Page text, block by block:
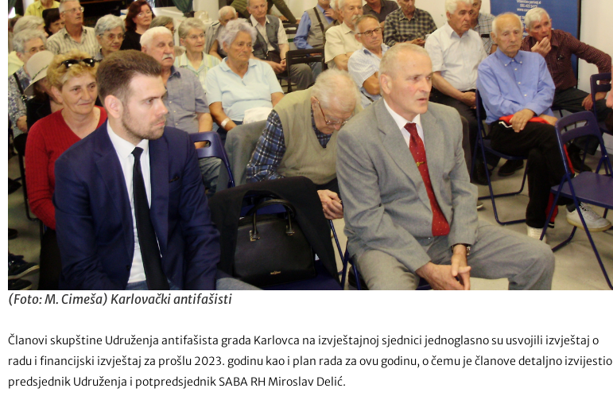
(Foto: M. Cimeša) Karlovački antifašisti
Članovi skupštine Udruženja antifašista grada Karlovca na izvještajnoj sjednici jednoglasno su usvojili izvještaj o
radu i financijski izvještaj za prošlu 2023. godinu kao i plan rada za ovu godinu, o čemu je članove detaljno izvijestio
predsjednik Udruženja i potpredsjednik SABA RH Miroslav Delić.